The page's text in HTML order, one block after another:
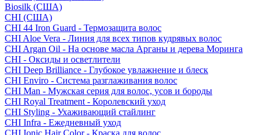
Biosilk (США)
CHI (США)
CHI 44 Iron Guard - Термозащита волос
CHI Aloe Vera - Линия для всех типов кудрявых волос
CHI Argan Oil - На основе масла Арганы и дерева Моринга
CHI - Оксиды и осветлители
CHI Deep Brilliance - Глубокое увлажнение и блеск
CHI Enviro - Система разглаживания волос
CHI Man - Мужская серия для волос, усов и бороды
CHI Royal Treatment - Королевский уход
CHI Styling - Ухаживающий стайлинг
CHI Infra - Ежедневный уход
CHI Ionic Hair Color - Краска для волос